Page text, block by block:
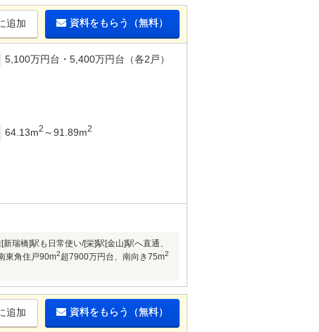
追加 資料をもらう（無料）
5,100万円台・5,400万円台（各2戸）
64.13m2 ～91.89m2
瑞橋]駅も日常使い/[栄]駅[金山]駅へ直通、
東角住戸90m2超7900万円台、南向き75m2
追加 資料をもらう（無料）